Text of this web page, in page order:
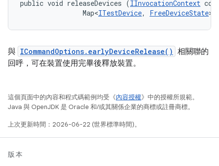
public void releaseDevices (IInvocationContext
                Map<
ITestDevice, FreeDeviceState>
與 ICommandOptions.earlyDeviceRelease() 相關聯的
回呼，可在裝置使用完畢後釋放裝置。
這個頁面中的內容和程式碼範例均受《內容授權》中的授權所規範。
Java 與 OpenJDK 是 Oracle 和/或其關係企業的商標或註冊商標。
上次更新時間：2026-06-22 (世界標準時間)。
版本